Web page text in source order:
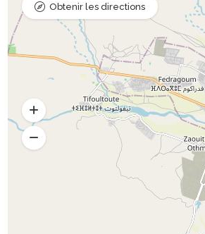
Obtenir les directions